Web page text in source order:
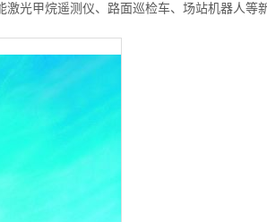
光甲烷遥测仪、路面巡检车、场站机器人等